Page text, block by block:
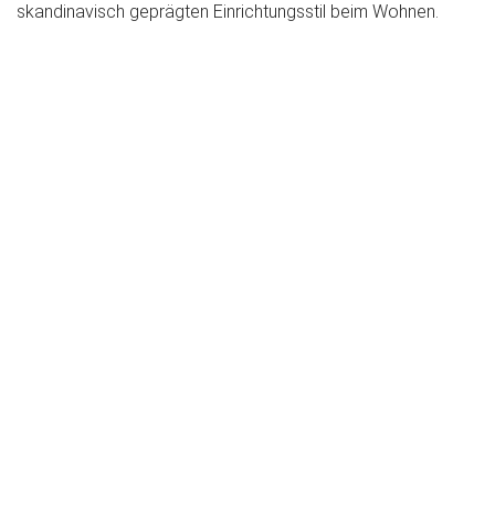
skandinavisch geprägten Einrichtungsstil beim Wohnen.